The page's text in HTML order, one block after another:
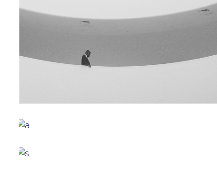
Institutional Design